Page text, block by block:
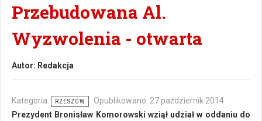
Przebudowana Al.
Wyzwolenia - otwarta
Autor: Redakcja
Kategoria: RZESZÓW
Opublikowano: 27 październik 2014
Prezydent Bronisław Komorowski wziął udział w oddaniu do